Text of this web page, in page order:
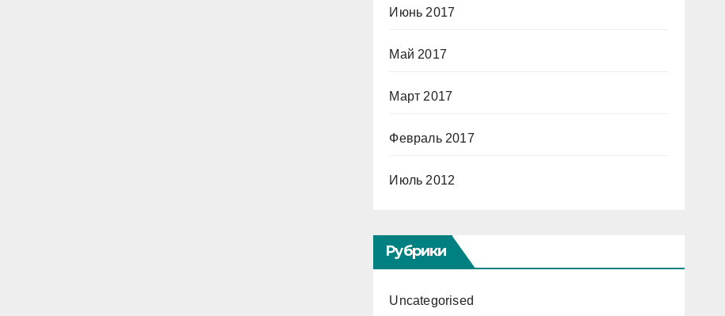
Июнь 2017
Май 2017
Март 2017
Февраль 2017
Июль 2012
Рубрики
Uncategorised